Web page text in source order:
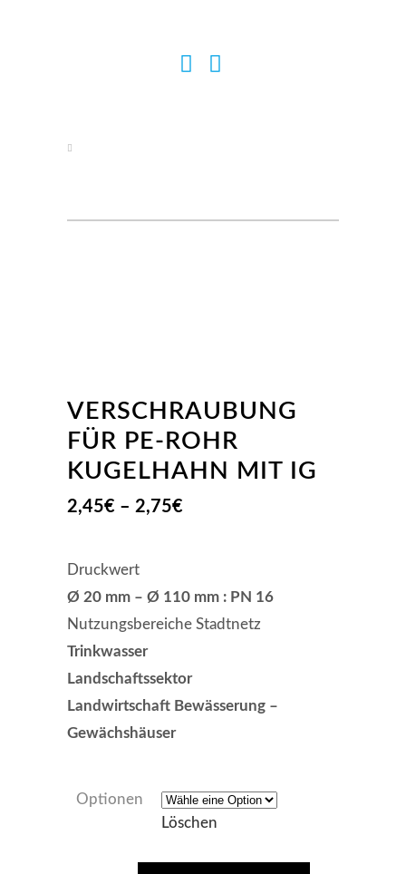
VERSCHRAUBUNG
FÜR PE-ROHR
KUGELHAHN MIT IG
2,45€ – 2,75€
2,75€
Druckwert
Ø 20 mm – Ø 110 mm : PN 16
Nutzungsbereiche Stadtnetz
Trinkwasser
Landschaftssektor
Landwirtschaft Bewässerung –
Gewächshäuser
Optionen
Löschen